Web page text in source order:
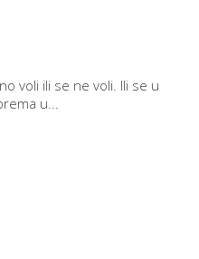
voli ili se ne voli. Ili se u
u...